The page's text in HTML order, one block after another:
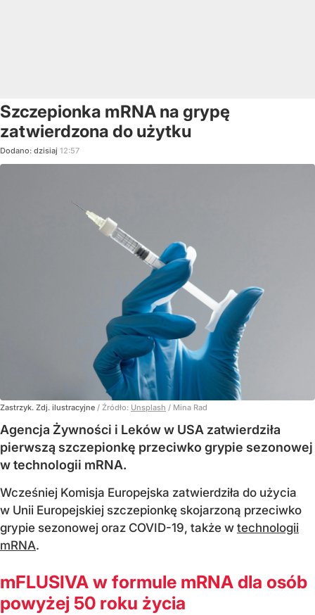
Szczepionka mRNA na grypę
zatwierdzona do użytku
Dodano: dzisiaj 12:57
Zastrzyk. Zdj. ilustracyjne / Źródło: Unsplash / Mina Rad
Agencja Żywności i Leków w USA zatwierdziła
pierwszą szczepionkę przeciwko grypie sezonowej
w technologii mRNA.
Wcześniej Komisja Europejska zatwierdziła do użycia
w Unii Europejskiej szczepionkę skojarzoną przeciwko
grypie sezonowej oraz COVID-19, także w technologii
mRNA.
mFLUSIVA w formule mRNA dla osób
powyżej 50 roku życia